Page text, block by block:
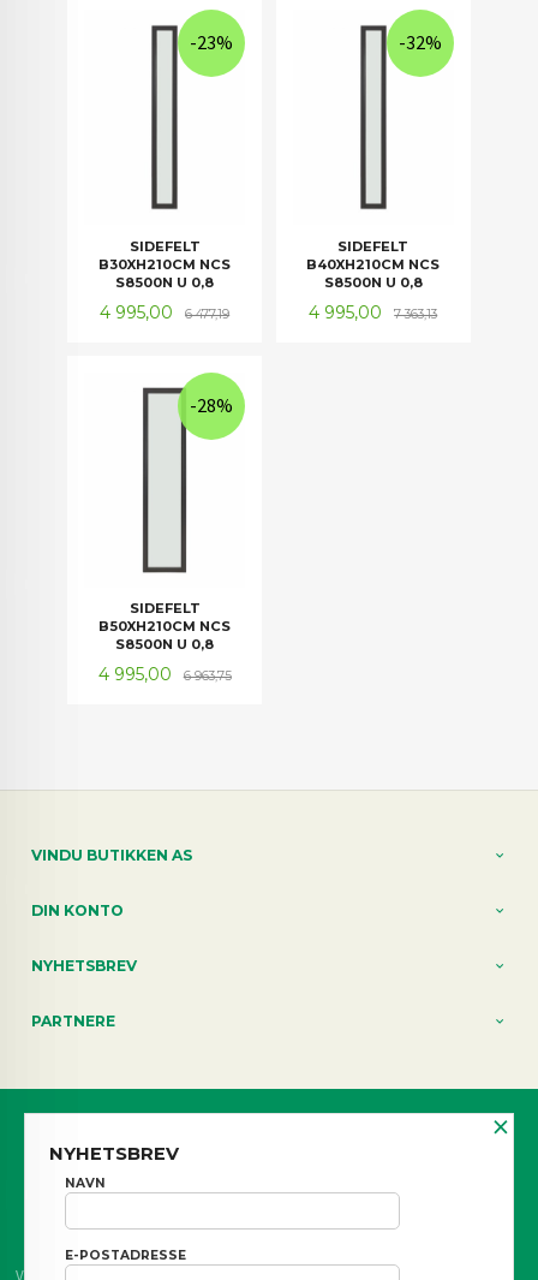
SIDEFELT
B30XH210CM NCS
S8500N U 0,8
Tilbud
4 995,00 6 477,19Rabatt
-23%
SIDEFELT
B40XH210CM NCS
S8500N U 0,8
Tilbud
4 995,00 7 363,13Rabatt
-32%
SIDEFELT
B50XH210CM NCS
S8500N U 0,8
Tilbud
4 995,00 6 963,75Rabatt
-28%
VINDU BUTIKKEN AS
DIN KONTO
NYHETSBREV
PARTNERE
FRAKT
×
NYHETSBREV
NAVN
E-POSTADRESSE